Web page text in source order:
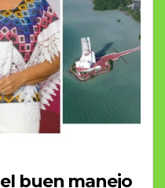
buen manejo